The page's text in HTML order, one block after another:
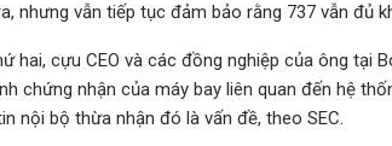
nhưng vẫn tiếp tục đảm bảo rằng 737 vẫn đủ
hai, cựu CEO và các đồng nghiệp của ông tại
chứng nhận của máy bay liên quan đến hệ
nội bộ thừa nhận đó là vấn đề, theo SEC.